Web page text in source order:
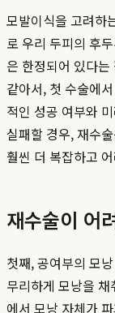
모발이식을 고려하
로 우리 두피의 후
은 한정되어 있다
같아서, 첫 수술에
적인 성공 여부와
실패할 경우, 재수
훨씬 더 복잡하고
재수술이 어
첫째, 공여부의 모
무리하게 모낭을
에서 모낭 자체가